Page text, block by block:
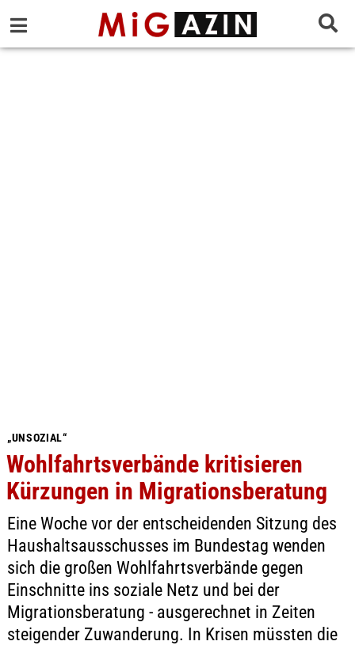
„UNSOZIAL“
Wohlfahrtsverbände kritisieren
Kürzungen in Migrationsberatung
Eine Woche vor der entscheidenden Sitzung des
Haushaltsausschusses im Bundestag wenden
sich die großen Wohlfahrtsverbände gegen
Einschnitte ins soziale Netz und bei der
Migrationsberatung - ausgerechnet in Zeiten
steigender Zuwanderung. In Krisen müssten die